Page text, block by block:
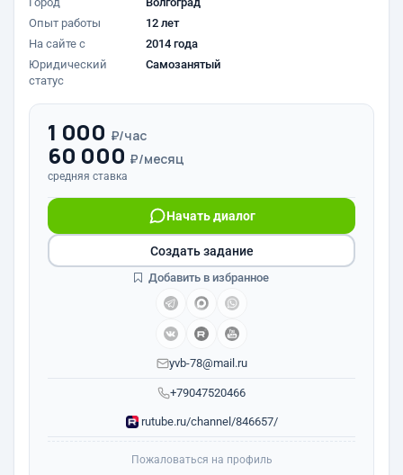
Опыт работы
12 лет
На сайте с
2014 года
Юридический
статус
Самозанятый
1 000 ₽/час
60 000 ₽/месяц
средняя ставка
+79047520466
Начать диалог
yvb-78@mail.ru
rutube.ru/channel/846657/
Создать задание
Добавить в избранное
Пожаловаться на профиль